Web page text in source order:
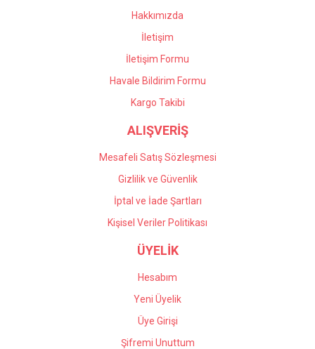
Hakkımızda
İletişim
İletişim Formu
Havale Bildirim Formu
Kargo Takibi
ALIŞVERİŞ
Mesafeli Satış Sözleşmesi
Gizlilik ve Güvenlik
İptal ve İade Şartları
Kişisel Veriler Politikası
ÜYELİK
Hesabım
Yeni Üyelik
Üye Girişi
Şifremi Unuttum